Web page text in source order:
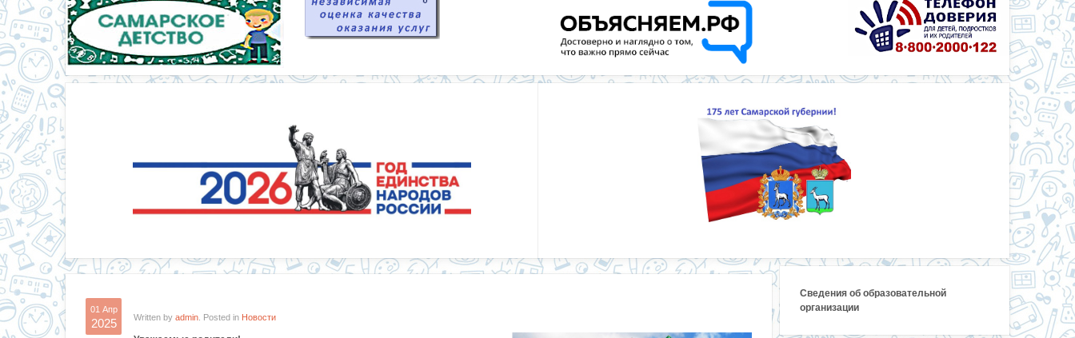
01 Апр
2025 Written by admin . Posted in Новости
Сведения об образовательной
организации